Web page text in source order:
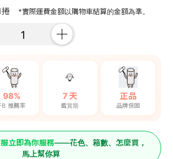
*實際運費金額以購物車結算的金額為準。
98%
推薦率
7 天
鑑賞期
正品
品牌保固
立即為你服務——花色、箱數、怎麼買，
馬上幫你算